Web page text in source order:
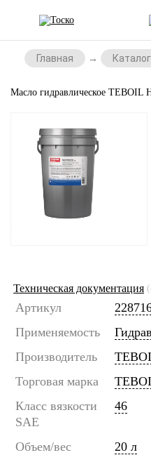
Главная Каталог
Масло гидравлическое TEBOIL
Техническая документация
Артикул
Применяемость
Производитель
Торговая марка
Класс вязкости
SAE
46
Объем/вес
20 л